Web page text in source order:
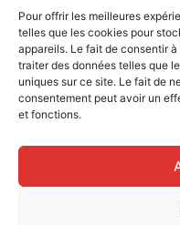
Pour offrir les meilleures
telles que les cookies pour
appareils. Le fait de consentir
traiter des données telles que
uniques sur ce site. Le fait de
consentement peut avoir un
et fonctions.